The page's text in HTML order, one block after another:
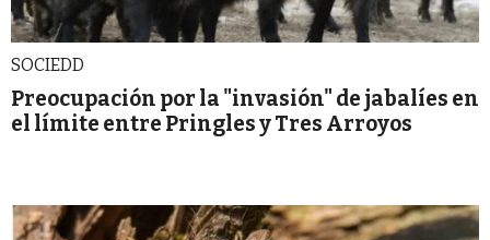
SOCIEDD
Preocupación por la "invasión" de jabalíes en
el límite entre Pringles y Tres Arroyos